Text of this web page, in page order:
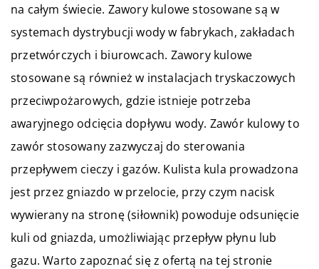
na całym świecie. Zawory kulowe stosowane są w
systemach dystrybucji wody w fabrykach, zakładach
przetwórczych i biurowcach. Zawory kulowe
stosowane są również w instalacjach tryskaczowych
przeciwpożarowych, gdzie istnieje potrzeba
awaryjnego odcięcia dopływu wody. Zawór kulowy to
zawór stosowany zazwyczaj do sterowania
przepływem cieczy i gazów. Kulista kula prowadzona
jest przez gniazdo w przelocie, przy czym nacisk
wywierany na stronę (siłownik) powoduje odsunięcie
kuli od gniazda, umożliwiając przepływ płynu lub
gazu. Warto zapoznać się z ofertą na tej stronie